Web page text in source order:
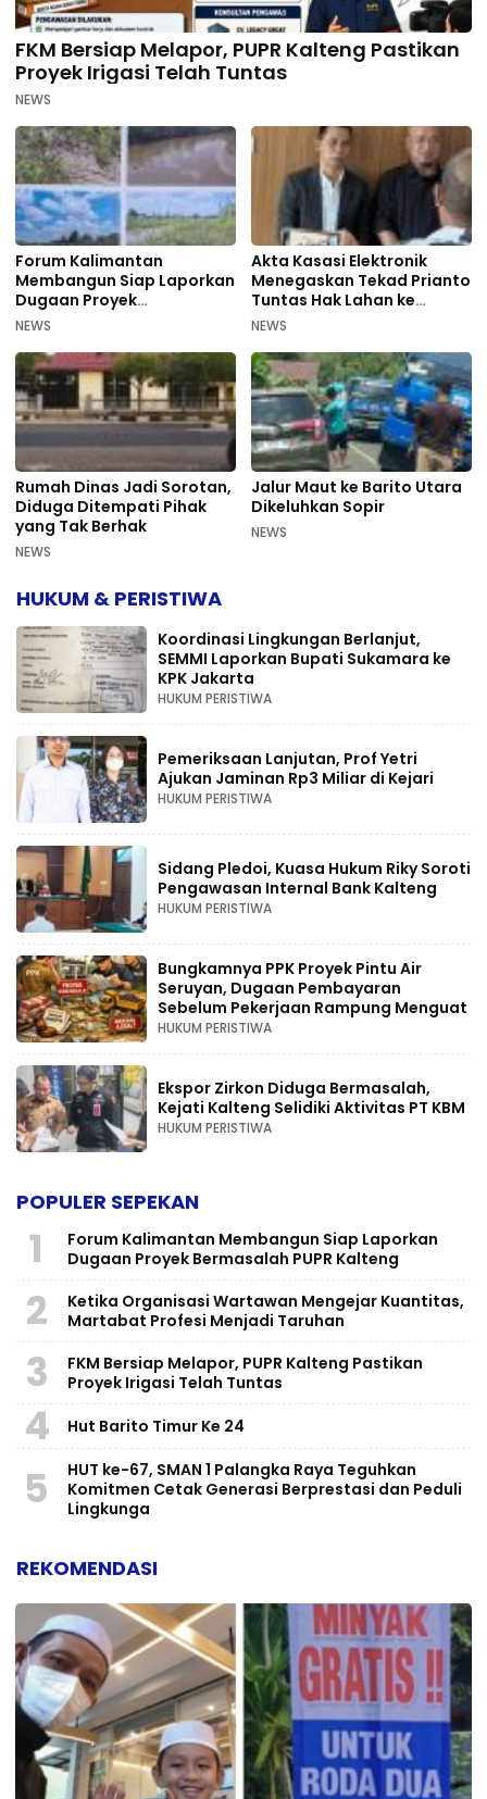
FKM Bersiap Melapor, PUPR Kalteng Pastikan
Proyek Irigasi Telah Tuntas
NEWS
Forum Kalimantan
Membangun Siap Laporkan
Dugaan Proyek
Bermasalah PUPR Kalteng
NEWS
Akta Kasasi Elektronik
Menegaskan Tekad Prianto
Tuntas Hak Lahan ke
Mahkamah Agung
NEWS
Rumah Dinas Jadi Sorotan,
Diduga Ditempati Pihak
yang Tak Berhak
NEWS
Jalur Maut ke Barito Utara
Dikeluhkan Sopir
NEWS
HUKUM & PERISTIWA
Koordinasi Lingkungan Berlanjut,
SEMMI Laporkan Bupati Sukamara ke
KPK Jakarta
HUKUM PERISTIWA
Pemeriksaan Lanjutan, Prof Yetri
Ajukan Jaminan Rp3 Miliar di Kejari
HUKUM PERISTIWA
Sidang Pledoi, Kuasa Hukum Riky Soroti
Pengawasan Internal Bank Kalteng
HUKUM PERISTIWA
Bungkamnya PPK Proyek Pintu Air
Seruyan, Dugaan Pembayaran
Sebelum Pekerjaan Rampung Menguat
HUKUM PERISTIWA
Ekspor Zirkon Diduga Bermasalah,
Kejati Kalteng Selidiki Aktivitas PT KBM
HUKUM PERISTIWA
POPULER SEPEKAN
1
Forum Kalimantan Membangun Siap Laporkan
Dugaan Proyek Bermasalah PUPR Kalteng
2
Ketika Organisasi Wartawan Mengejar Kuantitas,
Martabat Profesi Menjadi Taruhan
3
FKM Bersiap Melapor, PUPR Kalteng Pastikan
Proyek Irigasi Telah Tuntas
4 Hut Barito Timur Ke 24
5
HUT ke-67, SMAN 1 Palangka Raya Teguhkan
Komitmen Cetak Generasi Berprestasi dan Peduli
Lingkunga
REKOMENDASI